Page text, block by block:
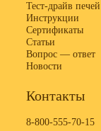
Тест-драйв печей
Инструкции
Сертификаты
Статьи
Вопрос — ответ
Новости
Контакты
8-800-555-70-15